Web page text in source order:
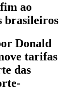
ao
brasileiros
Donald
tarifas
das